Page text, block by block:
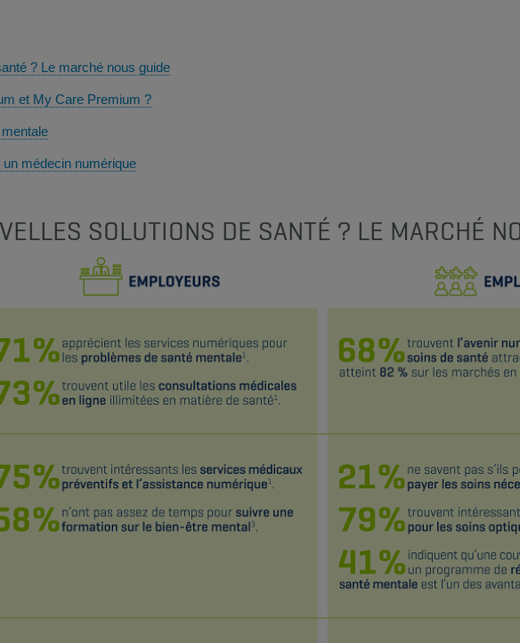
? Le marché nous guide
et My Care Premium ?
médecin numérique
SOLUTIONS DE SANTÉ ? LE MARCHÉ